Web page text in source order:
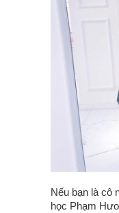
Nếu bạn là cô
học Phạm